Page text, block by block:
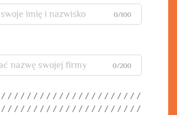
0/100
0/200
/ / / / / / / / / / / / / / / / / / / / /
/ / / / / / / / / / / / / / / / / / / / /